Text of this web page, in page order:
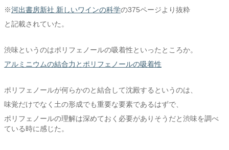
※河出書房新社 新しいワインの科学の375ページより抜粋
と記載されていた。
渋味というのはポリフェノールの吸着性といったところか。
アルミニウムの結合力とポリフェノールの吸着性
ポリフェノールが何らかのと結合して沈殿するというのは、
味覚だけでなく土の形成でも重要な要素であるはずで、
ポリフェノールの理解は深めておく必要がありそうだと渋味を調べ
ている時に感じた。